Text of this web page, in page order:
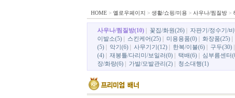
HOME > 옐로우페이지 > 생활/쇼핑/미용 > 사우나/찜질방 >
사우나/찜질방(10) 꽃집/화원(26) 자판기/정수기/
이발소(5)
스킨케어(25) 미용용품(0) 화장품(25)
(5)
악기(6) 사무기기(12) 한복/이불(6) 구두(30)
(4)
재봉틀/다리미/보일러(0) 택배(6) 심부름센터
장/화랑(6)
가발/모발관리(2) 청소대행(1)